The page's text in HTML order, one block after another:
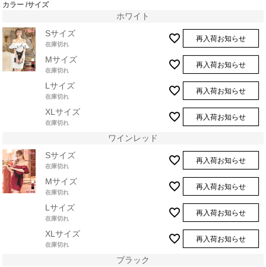
カラー サイズ
ホワイト
Sサイズ
在庫切れ
再入荷お知らせ
Mサイズ
在庫切れ
再入荷お知らせ
Lサイズ
在庫切れ
再入荷お知らせ
XLサイズ
在庫切れ
再入荷お知らせ
ワインレッド
Sサイズ
在庫切れ
再入荷お知らせ
Mサイズ
在庫切れ
再入荷お知らせ
Lサイズ
在庫切れ
再入荷お知らせ
XLサイズ
在庫切れ
再入荷お知らせ
ブラック